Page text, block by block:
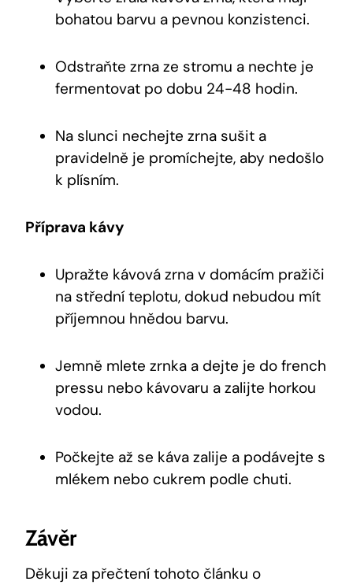
bohatou barvu a pevnou konzistenci.
Odstraňte zrna ze stromu a nechte je
fermentovat po dobu 24-48 hodin.
Na slunci nechejte zrna sušit a
pravidelně je promíchejte, aby nedošlo
k plísním.
Příprava kávy
Upražte kávová zrna v domácím pražiči
na střední teplotu, dokud nebudou mít
příjemnou hnědou barvu.
Jemně mlete zrnka a dejte je do french
pressu nebo kávovaru a zalijte horkou
vodou.
Počkejte až se káva zalije a podávejte s
mlékem nebo cukrem podle chuti.
Závěr
Děkuji za přečtení tohoto článku o